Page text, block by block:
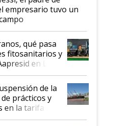
empresario tuvo un
qué pasa
fitosanitarios y
en La
de la
prácticos y
la tarifa de